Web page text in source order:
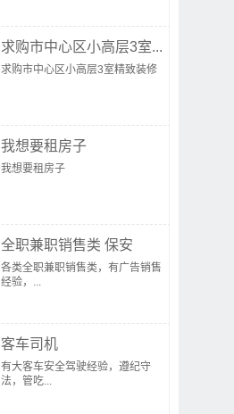
求购市中心区小高层3室...
求购市中心区小高层3室精致装修
我想要租房子
我想要租房子
全职兼职销售类 保安
各类全职兼职销售类，有广告销售
经验，...
客车司机
有大客车安全驾驶经验，遵纪守
法，管吃...